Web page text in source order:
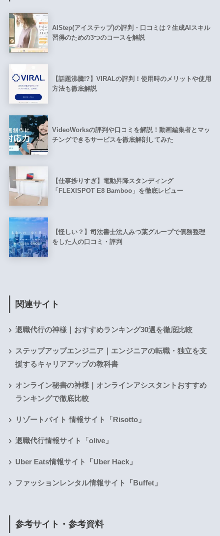
AIStep(アイステップ)の評判・口コミは？生成AIスキル
習得のための3つのコースを解説
【話題沸騰!?】VIRALの評判！使用時のメリットや使用
方法も徹底解説
VideoWorksの評判や口コミを解説！動画編集者とマッ
チングできるサービスを徹底解剖してみた
【仕事捗りすぎ】電動昇降スタンディング
「FLEXISPOT E8 Bamboo」を徹底レビュー
【怪しい？】司法書士法人みつ葉グループで債務整理
をした人の口コミ・評判
関連サイト
退職代行の神様｜おすすめランキング30選を徹底比較
ステップアップエンジニア｜エンジニアの転職・独立を支
援するキャリアアップの教科書
オンライン秘書の神様｜オンラインアシスタントおすすめ
ランキングで徹底比較
リゾートバイト 情報サイト「Risotto」
退職代行情報サイト「olive」
Uber Eats情報サイト「Uber Hack」
ファッションレンタル情報サイト「Buffet」
参考サイト・参考資料